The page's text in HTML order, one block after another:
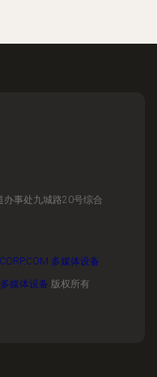
事处九城路20号综合
多媒体设备
多媒体设备 版权所有